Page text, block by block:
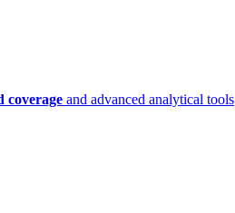
coverage and advanced analytical tools